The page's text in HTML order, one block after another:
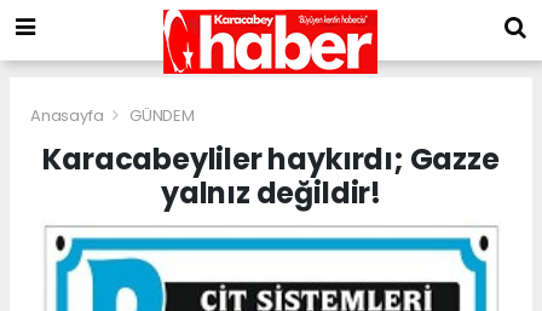
Anasayfa GÜNDEM
Karacabeyliler haykırdı; Gazze
yalnız değildir!